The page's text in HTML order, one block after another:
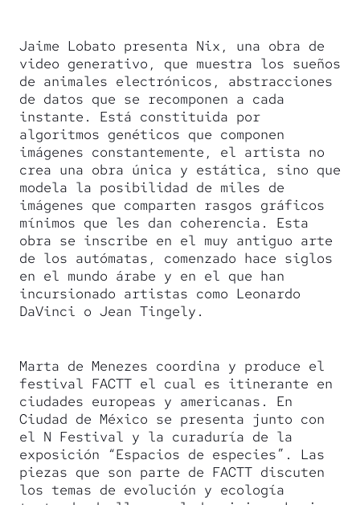
Jaime Lobato presenta Nix, una obra de
video generativo, que muestra los sueños
de animales electrónicos, abstracciones
de datos que se recomponen a cada
instante. Está constituida por
algoritmos genéticos que componen
imágenes constantemente, el artista no
crea una obra única y estática, sino que
modela la posibilidad de miles de
imágenes que comparten rasgos gráficos
mínimos que les dan coherencia. Esta
obra se inscribe en el muy antiguo arte
de los autómatas, comenzado hace siglos
en el mundo árabe y en el que han
incursionado artistas como Leonardo
DaVinci o Jean Tingely.
Marta de Menezes coordina y produce el
festival FACTT el cual es itinerante en
ciudades europeas y americanas. En
Ciudad de México se presenta junto con
el N Festival y la curaduría de la
exposición “Espacios de especies”. Las
piezas que son parte de FACTT discuten
los temas de evolución y ecología